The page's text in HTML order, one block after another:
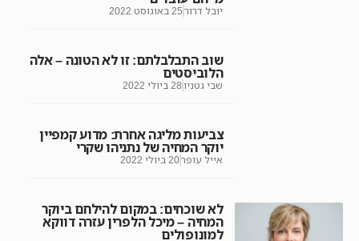
יובל דרור25 באוגוסט 2022
שוב התבלבלתם: זו לא הטונה – אלה
הלוביסטים
שבי גטניו 28 ביולי 2022
צביעות מליגה אחרת: מדוע קמפיין
יוקר המחיה של נתניהו שקרי
אייל עופר20 ביולי 2022
לא שוכחים: במקום להילחם ביוקר
המחיה – מיכל הלפרין עזרה דווקא
למונופולים